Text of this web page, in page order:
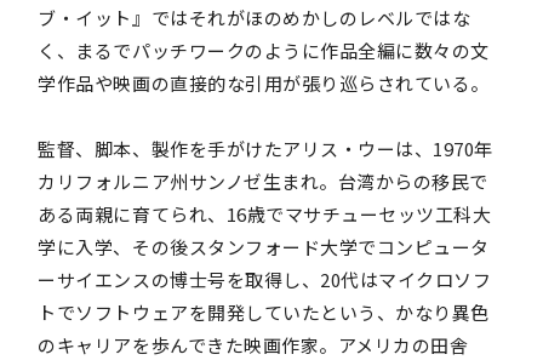
ブ・イット』ではそれがほのめかしのレベルではな
く、まるでパッチワークのように作品全編に数々の文
学作品や映画の直接的な引用が張り巡らされている。
監督、脚本、製作を手がけたアリス・ウーは、1970年
カリフォルニア州サンノゼ生まれ。台湾からの移民で
ある両親に育てられ、16歳でマサチューセッツ工科大
学に入学、その後スタンフォード大学でコンピュータ
ーサイエンスの博士号を取得し、20代はマイクロソフ
トでソフトウェアを開発していたという、かなり異色
のキャリアを歩んできた映画作家。アメリカの田舎